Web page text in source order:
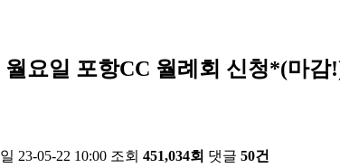
월요일 포항CC 월례회 신청*(마감
23-05-22 10:00 조회 451,034회 댓글 50건